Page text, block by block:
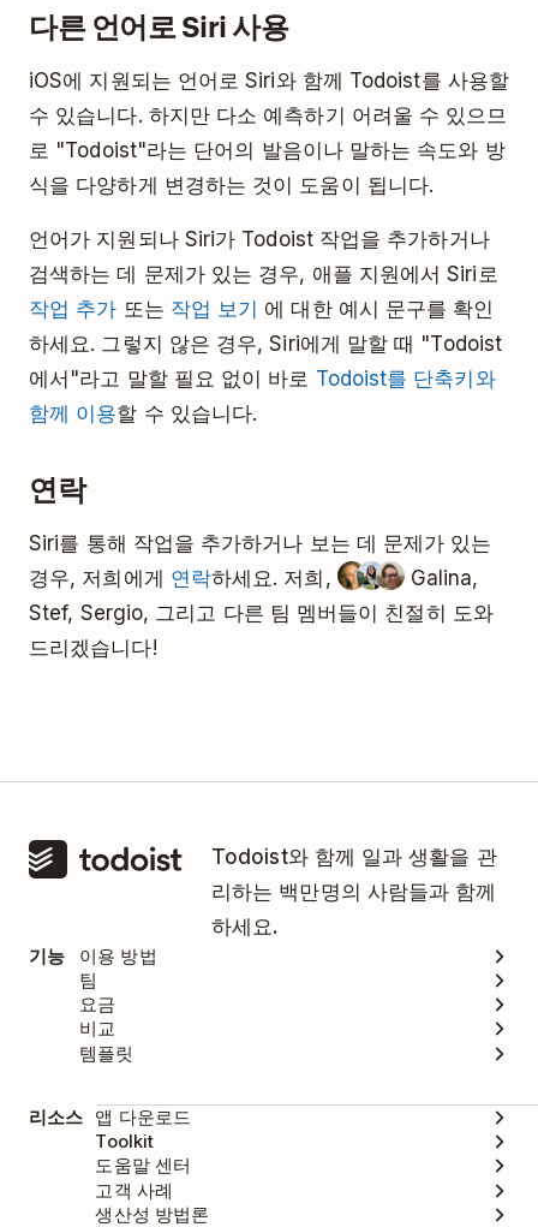
다른 언어로 Siri 사용
iOS에 지원되는 언어로 Siri와 함께 Todoist를 사용할
수 있습니다. 하지만 다소 예측하기 어려울 수 있으므
로 "Todoist"라는 단어의 발음이나 말하는 속도와 방
식을 다양하게 변경하는 것이 도움이 됩니다.
언어가 지원되나 Siri가 Todoist 작업을 추가하거나
검색하는 데 문제가 있는 경우, 애플 지원에서 Siri로
작업 추가 또는 작업 보기 에 대한 예시 문구를 확인
하세요. 그렇지 않은 경우, Siri에게 말할 때 "Todoist
에서"라고 말할 필요 없이 바로 Todoist를 단축키와
함께 이용할 수 있습니다.
연락
Siri를 통해 작업을 추가하거나 보는 데 문제가 있는
경우, 저희에게 연락하세요. 저희,
Galina,
Stef, Sergio, 그리고 다른 팀 멤버들이 친절히 도와
드리겠습니다!
Todoist와 함께 일과 생활을 관
리하는 백만명의 사람들과 함께
하세요.
기능
이용 방법
팀
요금
비교
템플릿
리소스 앱 다운로드
Toolkit
도움말 센터
고객 사례
생산성 방법론